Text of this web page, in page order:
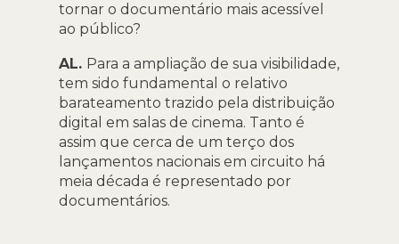
tornar o documentário mais acessível
ao público?
AL. Para a ampliação de sua visibilidade,
tem sido fundamental o relativo
barateamento trazido pela distribuição
digital em salas de cinema. Tanto é
assim que cerca de um terço dos
lançamentos nacionais em circuito há
meia década é representado por
documentários.